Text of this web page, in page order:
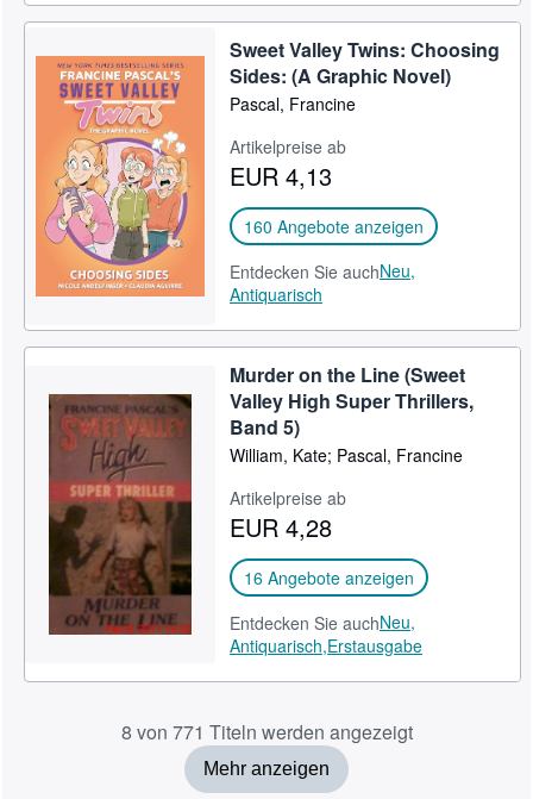
Sweet Valley Twins: Choosing
Sides: (A Graphic Novel)
Pascal, Francine
Artikelpreise ab
EUR 4,13
160 Angebote anzeigen
Entdecken Sie auchNeu,
Antiquarisch
Murder on the Line (Sweet
Valley High Super Thrillers,
Band 5)
William, Kate; Pascal, Francine
Artikelpreise ab
EUR 4,28
16 Angebote anzeigen
Entdecken Sie auchNeu,
Antiquarisch,Erstausgabe
8 von 771 Titeln werden angezeigt
Mehr anzeigen